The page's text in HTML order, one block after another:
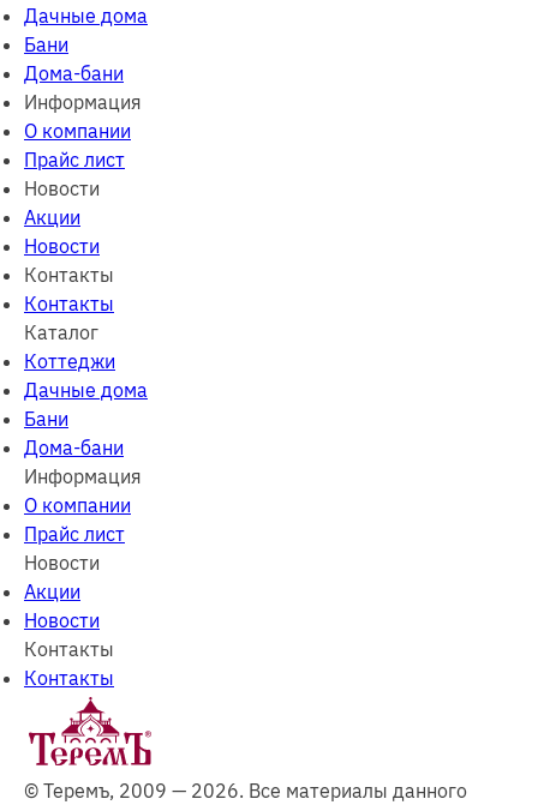
Дачные дома
Бани
Дома-бани
Информация
О компании
Прайс лист
Новости
Акции
Новости
Контакты
Контакты
Каталог
Коттеджи
Дачные дома
Бани
Дома-бани
Информация
О компании
Прайс лист
Новости
Акции
Новости
Контакты
Контакты
© Теремъ, 2009 — 2026. Все материалы данного